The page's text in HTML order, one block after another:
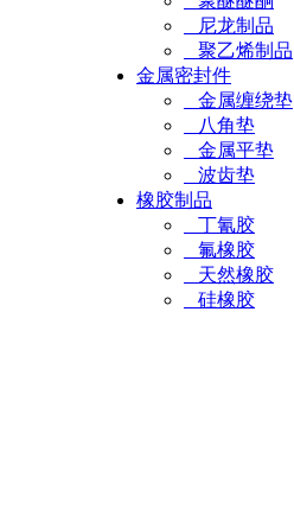
尼龙制品
聚乙烯制品
金属密封件
金属缠绕垫
八角垫
金属平垫
波齿垫
橡胶制品
丁氰胶
氟橡胶
天然橡胶
硅橡胶